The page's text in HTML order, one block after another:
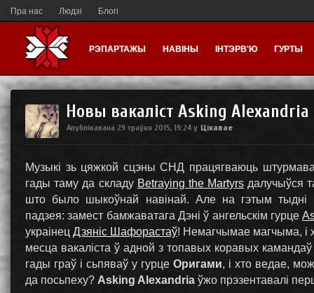
Пра нас Людзі Блогі
РЭПАРТАЖЫ НАВІНЫ ІНТЭРВ'Ю ГУРТЫ
Новы вакаліст Asking Alexandria
Апублікавана 29 траўня 2015, 19:24 у Цікавае
Музыкі зь цяжкой сцэны СНД працягваюць
гады таму да складу Betraying the Martyrs далучыўся
што было шыкоўнай навінай. Але на гэтым тыдні
падзея: замест бамжаватага Дэні ў ангельскім гурце
украінец Дзяніс Шафорастаў! Немагчымае магчыма, і
месца вакаліста ў адной з топавых коравых
гады граў і сьпяваў у гурце Оригами, і хто ведае,
да посьпеху? Asking Alexandria ўжо прэзентавалі